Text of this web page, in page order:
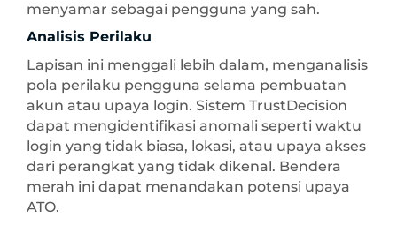
menyamar sebagai pengguna yang sah.
Analisis Perilaku
Lapisan ini menggali lebih dalam, menganalisis
pola perilaku pengguna selama pembuatan
akun atau upaya login. Sistem TrustDecision
dapat mengidentifikasi anomali seperti waktu
login yang tidak biasa, lokasi, atau upaya akses
dari perangkat yang tidak dikenal. Bendera
merah ini dapat menandakan potensi upaya
ATO.